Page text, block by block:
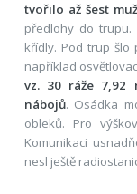
tvořilo až šest
předlohy do trupu.
křídly. Pod trup šlo
například
vz. 30 ráže 7,92
nábojů. Osádka
obleků. Pro
Komunikaci
nesl ještě